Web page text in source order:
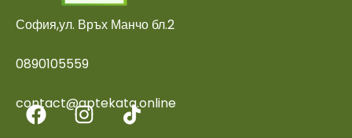
София,ул. Връх Манчо бл.2
0890105559
contact@aptekata.online